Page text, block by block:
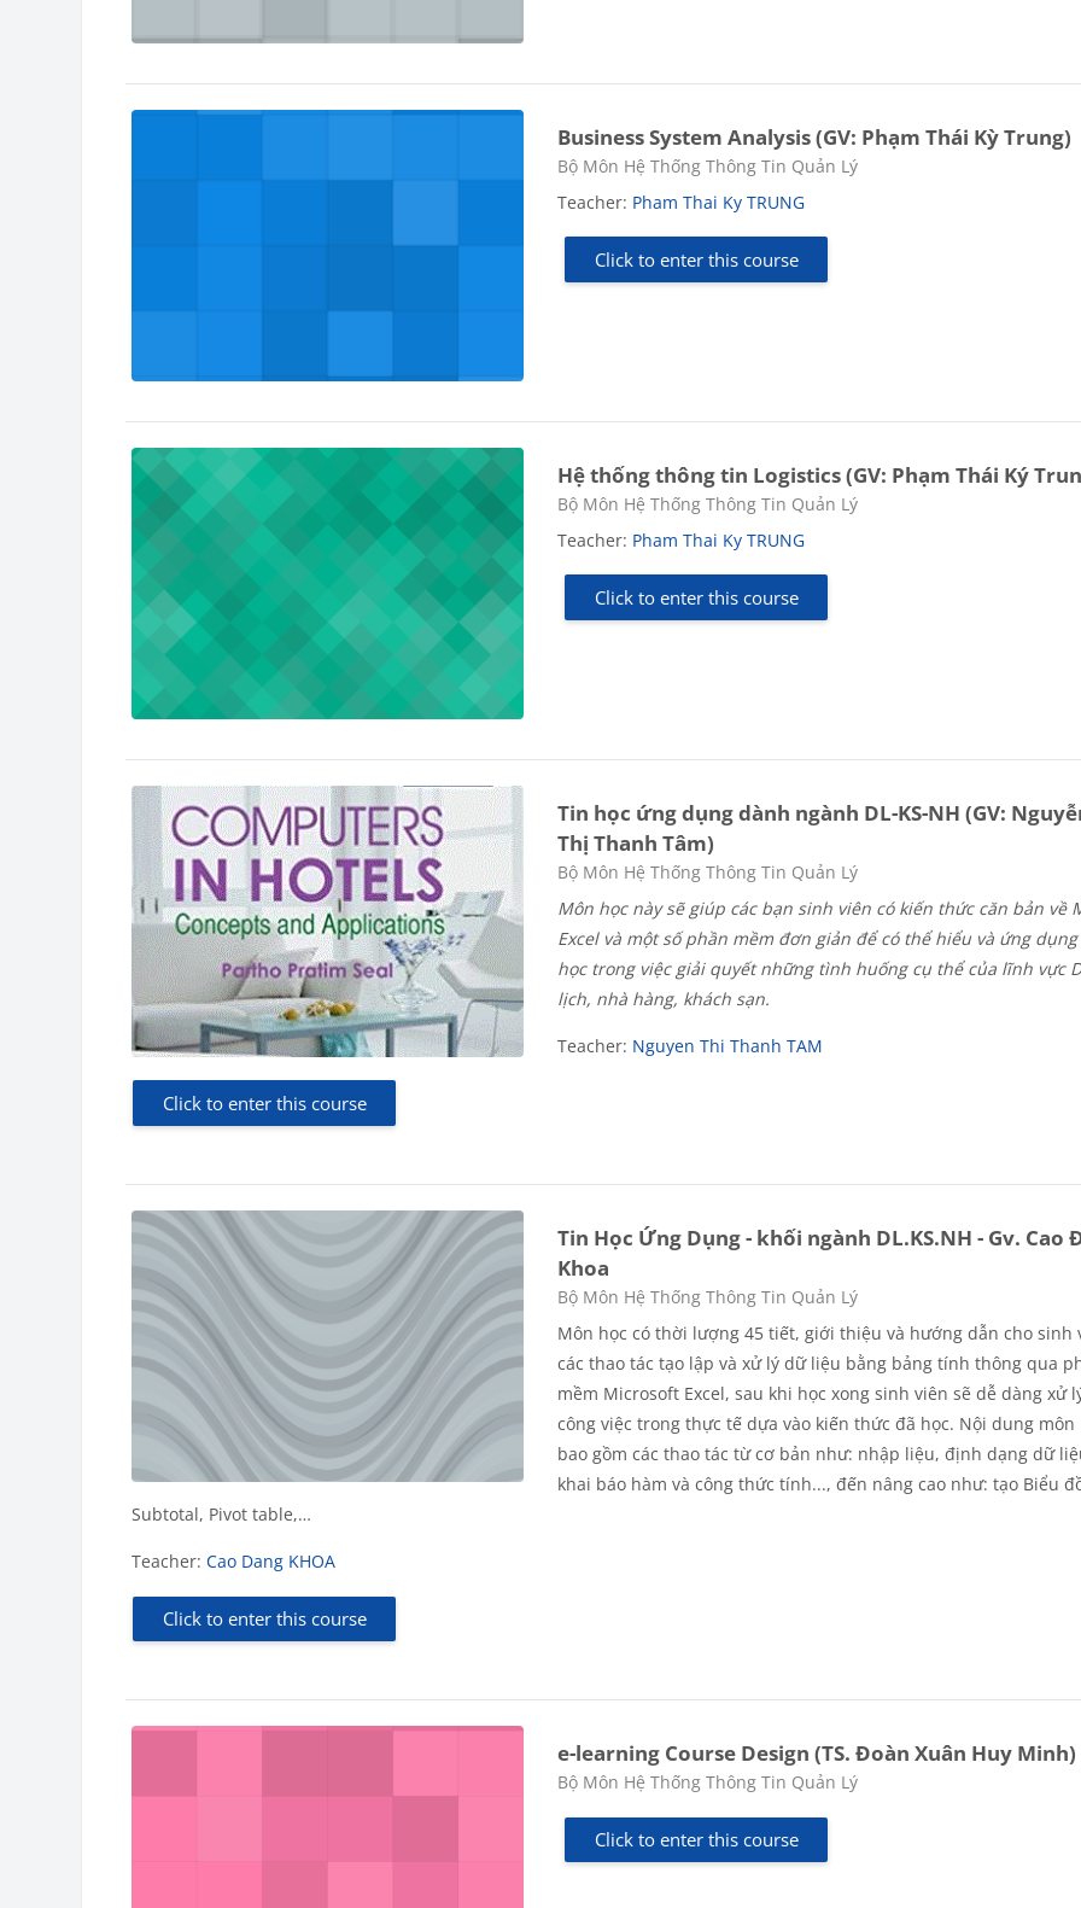
Business System Analysis (GV: Phạm Thái Kỳ Trung)
Course category
Bộ Môn Hệ Thống Thông Tin Quản Lý
Teacher: Pham Thai Ky TRUNG
Click to enter this course
Hệ thống thông tin Logistics (GV: Phạm Thái Ký
Course category
Bộ Môn Hệ Thống Thông Tin Quản Lý
Teacher: Pham Thai Ky TRUNG
Click to enter this course
Tin học ứng dụng dành ngành DL-KS-NH (GV:
Thị Thanh Tâm)
Course category
Bộ Môn Hệ Thống Thông Tin Quản Lý
Môn học này sẽ giúp các bạn sinh viên có kiến thức căn bản về
Excel và một số phần mềm đơn giản để có thể hiểu và ứng
học trong việc giải quyết những tình huống cụ thể của lĩnh vực
lịch, nhà hàng, khách sạn.
Teacher: Nguyen Thi Thanh TAM
Click to enter this course
Tin Học Ứng Dụng - khối ngành DL.KS.NH - Gv. Cao
Khoa
Course category
Bộ Môn Hệ Thống Thông Tin Quản Lý
Môn học có thời lượng 45 tiết, giới thiệu và hướng dẫn cho sinh
các thao tác tạo lập và xử lý dữ liệu bằng bảng tính thông qua
mềm Microsoft Excel, sau khi học xong sinh viên sẽ dễ dàng xử
công việc trong thực tế dựa vào kiến thức đã học. Nội dung môn
bao gồm các thao tác từ cơ bản như: nhập liệu, định dạng dữ
khai báo hàm và công thức tính..., đến nâng cao như: tạo Biểu
Subtotal, Pivot table,…
Teacher:Cao Dang KHOA
Click to enter this course
e-learning Course Design (TS. Đoàn Xuân Huy Minh)
Course category
Bộ Môn Hệ Thống Thông Tin Quản Lý
Click to enter this course